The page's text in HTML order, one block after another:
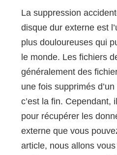
La suppression
disque dur externe est
plus douloureuses qui
le monde. Les fichiers
généralement des
une fois supprimés
c’est la fin. Cependant,
pour récupérer les
externe que vous
article, nous allons